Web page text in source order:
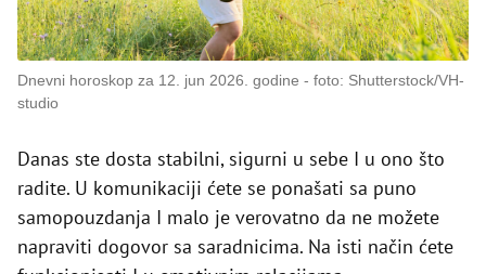
Dnevni horoskop za 12. jun 2026. godine
foto: Shutterstock/VH-
studio
Danas ste dosta stabilni, sigurni u sebe I u ono što
radite. U komunikaciji ćete se ponašati sa puno
samopouzdanja I malo je verovatno da ne možete
napraviti dogovor sa saradnicima. Na isti način ćete